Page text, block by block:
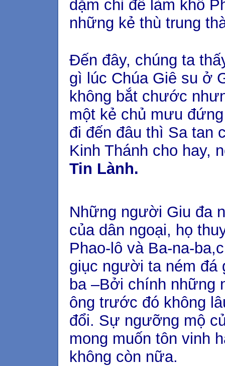
dặm chỉ để làm khổ
những kẻ thù trung
Đến đây, chúng ta
gì lúc Chúa Giê su ở
không bắt chước
một kẻ chủ mưu
đi đến đâu thì Sa tan
Kinh Thánh cho hay,
Tin Lành.
Những người Giu đa
của dân ngoại, họ
Phao-lô và Ba-na-
giục người ta ném đá
ba –Bởi chính những
ông trước đó không
đổi. Sự ngưỡng mộ
mong muốn tôn vinh
không còn nữa.